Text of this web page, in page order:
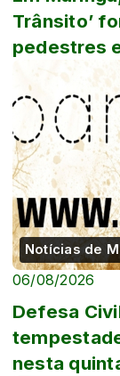
Trânsito’
pedestres
Notícias de
06/08/2026
Defesa
nesta